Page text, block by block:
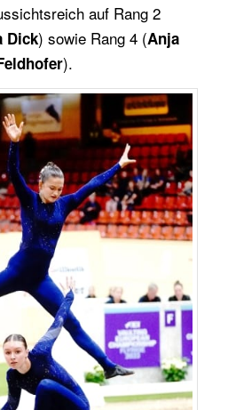
auf Rang 2
Dick) sowie Rang 4 (Anja
).